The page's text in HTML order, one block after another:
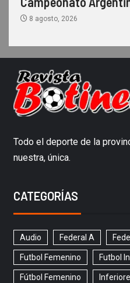
8 agosto, 2026
Todo el deporte de la
nuestra, única.
CATEGORÍAS
Audio Federal A
Futbol Femenino Futbol
Fútbol Femenino